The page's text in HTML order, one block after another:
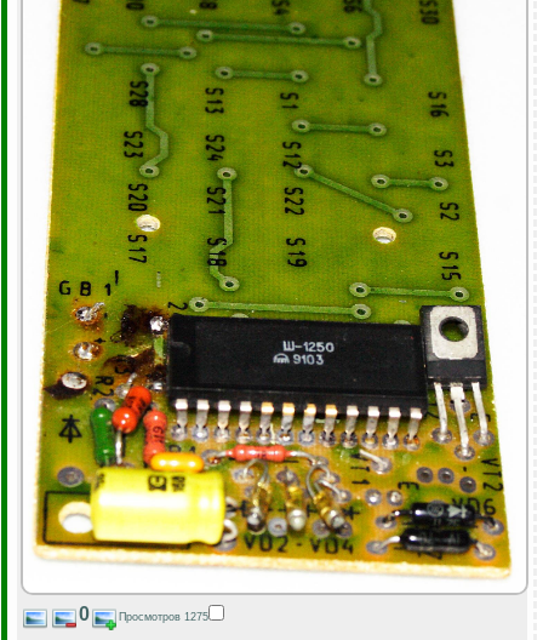
0 Просмотров 1275